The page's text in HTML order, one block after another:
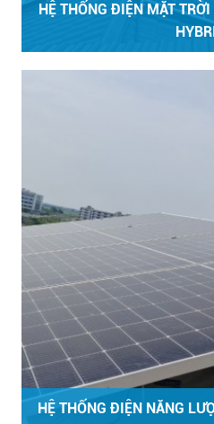
HỆ THỐNG ĐIỆN MẶT
HỆ THỐNG ĐIỆN NĂNG